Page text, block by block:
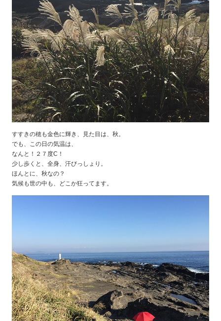
すすきの穂も金色に輝き、見た目は、秋。
でも、この日の気温は、
なんと！２７度C！
少し歩くと、全身、汗びっしょり。
ほんとに、秋なの？
気候も世の中も、どこか狂ってます。